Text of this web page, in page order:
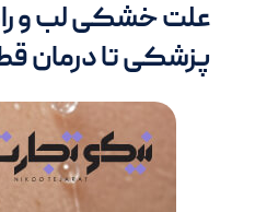
علت خشکی لب و
پزشکی تا درمان